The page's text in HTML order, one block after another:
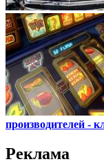
производителей -
Реклама